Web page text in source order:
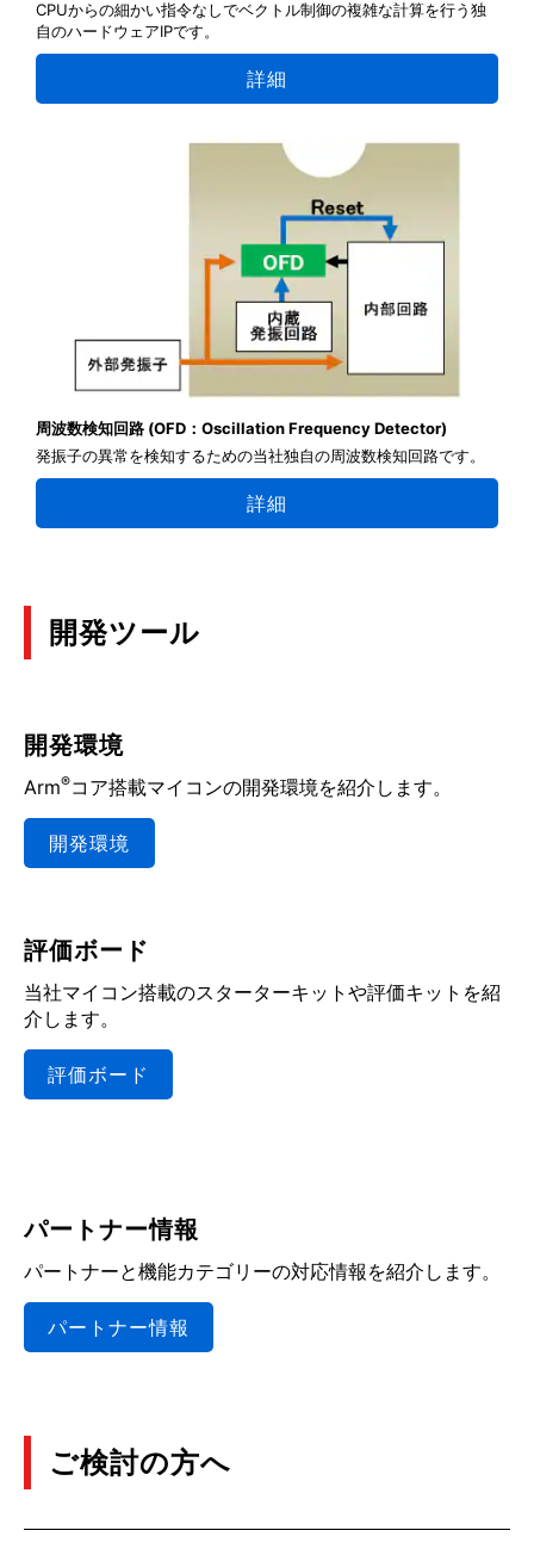
CPUからの細かい指令なしでベクトル制御の複雑な計算を行う独
自のハードウェアIPです。
詳細
周波数検知回路 (OFD：Oscillation Frequency Detector)
発振子の異常を検知するための当社独自の周波数検知回路です。
詳細
開発ツール
開発環境
Arm®コア搭載マイコンの開発環境を紹介します。
開発環境
評価ボード
当社マイコン搭載のスターターキットや評価キットを紹
介します。
評価ボード
パートナー情報
パートナーと機能カテゴリーの対応情報を紹介します。
パートナー情報
ご検討の方へ